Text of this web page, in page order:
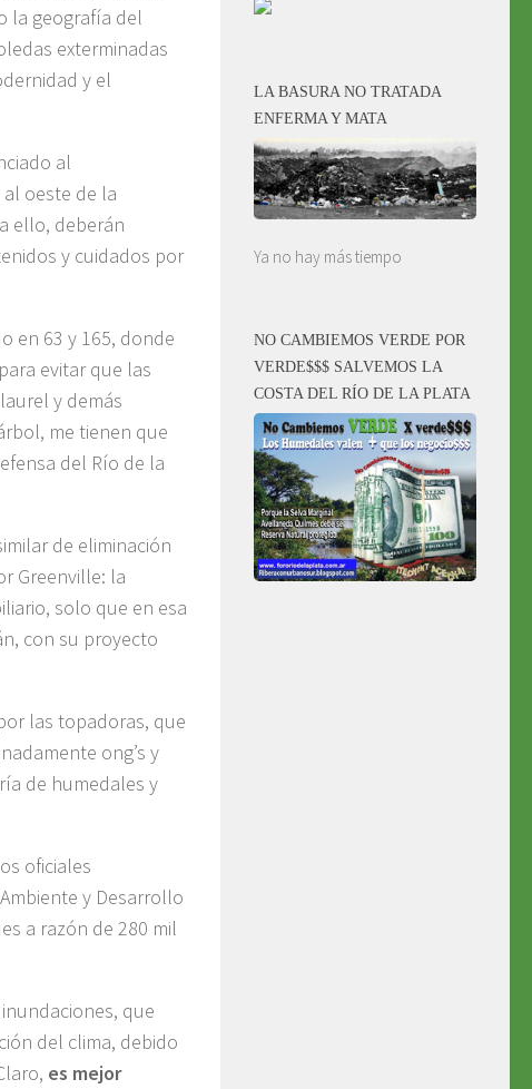
la geografía del
exterminadas
y el
al
oeste de la
ello, deberán
y cuidados por
en 63 y 165, donde
evitar que las
y demás
me tienen que
del Río de la
de eliminación
Greenville: la
solo que en esa
con su proyecto
las topadoras, que
ong’s y
de humedales y
oficiales
y Desarrollo
a razón de 280 mil
que
del clima, debido
es mejor
LA BASURA NO TRATADA
ENFERMA Y MATA
Ya no hay más tiempo
NO CAMBIEMOS VERDE POR
VERDE$$$ SALVEMOS LA
COSTA DEL RÍO DE LA PLATA